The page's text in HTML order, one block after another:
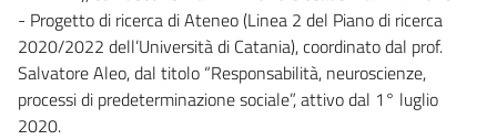
- Progetto di ricerca di Ateneo (Linea 2 del Piano di ricerca
2020/2022 dell’Università di Catania), coordinato dal prof.
Salvatore Aleo, dal titolo “Responsabilità, neuroscienze,
processi di predeterminazione sociale”, attivo dal 1° luglio
2020.